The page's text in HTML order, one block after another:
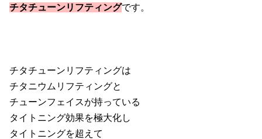
チタチューンリフティングです。
チタチューンリフティングは
チタニウムリフティングと
チューンフェイスが持っている
タイトニング効果を極大化し
タイトニングを超えて